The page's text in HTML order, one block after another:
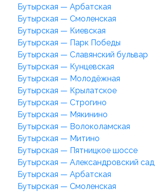
Бутырская — Арбатская
Бутырская — Смоленская
Бутырская — Киевская
Бутырская — Парк Победы
Бутырская — Славянский бульвар
Бутырская — Кунцевская
Бутырская — Молодёжная
Бутырская — Крылатское
Бутырская — Строгино
Бутырская — Мякинино
Бутырская — Волоколамская
Бутырская — Митино
Бутырская — Пятницкое шоссе
Бутырская — Александровский сад
Бутырская — Арбатская
Бутырская — Смоленская